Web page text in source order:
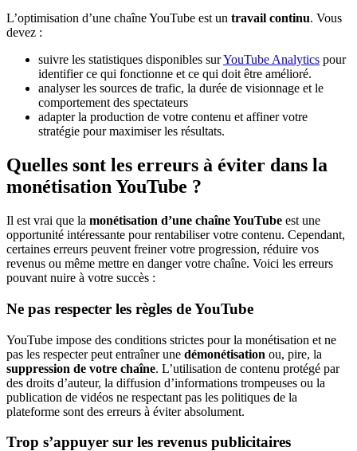
L’optimisation d’une chaîne YouTube est un travail continu. Vous
devez :
suivre les statistiques disponibles surYouTube Analytics pour
identifier ce qui fonctionne et ce qui doit être amélioré.
analyser les sources de trafic, la durée de visionnage et le
comportement des spectateurs
adapter la production de votre contenu et affiner votre
stratégie pour maximiser les résultats.
Quelles sont les erreurs à éviter dans la
monétisation YouTube ?
Il est vrai que la monétisation d’une chaîne YouTube est une
opportunité intéressante pour rentabiliser votre contenu. Cependant,
certaines erreurs peuvent freiner votre progression, réduire vos
revenus ou même mettre en danger votre chaîne. Voici les erreurs
pouvant nuire à votre succès :
Ne pas respecter les règles de YouTube
YouTube impose des conditions strictes pour la monétisation et ne
pas les respecter peut entraîner une démonétisation ou, pire, la
suppression de votre chaîne. L’utilisation de contenu protégé par
des droits d’auteur, la diffusion d’informations trompeuses ou la
publication de vidéos ne respectant pas les politiques de la
plateforme sont des erreurs à éviter absolument.
Trop s’appuyer sur les revenus publicitaires